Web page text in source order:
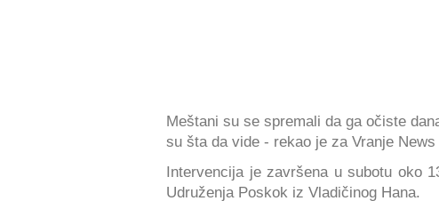
Meštani su se spremali da ga očiste
su šta da vide - rekao je za Vranje
Intervencija je završena u subotu oko
Udruženja Poskok iz Vladičinog Hana.